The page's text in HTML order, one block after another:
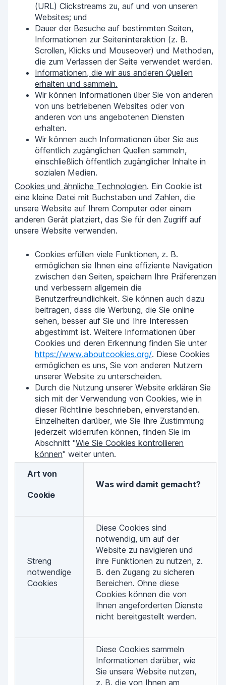
(URL) Clickstreams zu, auf und von unseren
Websites; und
Dauer der Besuche auf bestimmten Seiten,
Informationen zur Seiteninteraktion (z. B.
Scrollen, Klicks und Mouseover) und Methoden,
die zum Verlassen der Seite verwendet werden.
Informationen, die wir aus anderen Quellen
erhalten und sammeln.
Wir können Informationen über Sie von anderen
von uns betriebenen Websites oder von
anderen von uns angebotenen Diensten
erhalten.
Wir können auch Informationen über Sie aus
öffentlich zugänglichen Quellen sammeln,
einschließlich öffentlich zugänglicher Inhalte in
sozialen Medien.
Cookies und ähnliche Technologien. Ein Cookie ist
eine kleine Datei mit Buchstaben und Zahlen, die
unsere Website auf Ihrem Computer oder einem
anderen Gerät platziert, das Sie für den Zugriff auf
unsere Website verwenden.
Cookies erfüllen viele Funktionen, z. B.
ermöglichen sie Ihnen eine effiziente Navigation
zwischen den Seiten, speichern Ihre Präferenzen
und verbessern allgemein die
Benutzerfreundlichkeit. Sie können auch dazu
beitragen, dass die Werbung, die Sie online
sehen, besser auf Sie und Ihre Interessen
abgestimmt ist. Weitere Informationen über
Cookies und deren Erkennung finden Sie unter
https://www.aboutcookies.org/. Diese Cookies
ermöglichen es uns, Sie von anderen Nutzern
unserer Website zu unterscheiden.
Durch die Nutzung unserer Website erklären Sie
sich mit der Verwendung von Cookies, wie in
dieser Richtlinie beschrieben, einverstanden.
Einzelheiten darüber, wie Sie Ihre Zustimmung
jederzeit widerrufen können, finden Sie im
Abschnitt "Wie Sie Cookies kontrollieren
können" weiter unten.
Art von
Cookie
Was wird damit gemacht?
Streng
notwendige
Cookies
Diese Cookies sind
notwendig, um auf der
Website zu navigieren und
ihre Funktionen zu nutzen, z.
B. den Zugang zu sicheren
Bereichen. Ohne diese
Cookies können die von
Ihnen angeforderten Dienste
nicht bereitgestellt werden.
Diese Cookies sammeln
Informationen darüber, wie
Sie unsere Website nutzen,
z. B. die von Ihnen am